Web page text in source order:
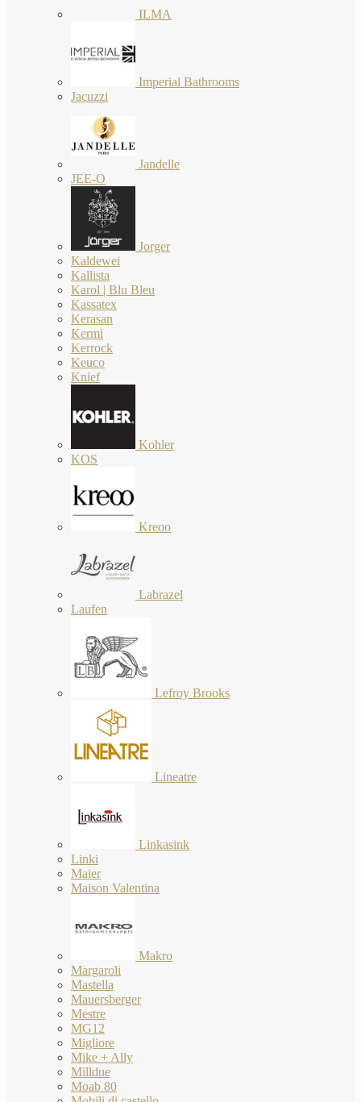
ILMA
Imperial Bathrooms
Jacuzzi
Jandelle
JEE-O
Jorger
Kaldewei
Kallista
Karol | Blu Bleu
Kassatex
Kerasan
Kermi
Kerrock
Keuco
Knief
Kohler
KOS
Kreoo
Labrazel
Laufen
Lefroy Brooks
Lineatre
Linkasink
Linki
Maier
Maison Valentina
Makro
Margaroli
Mastella
Mauersberger
Mestre
MG12
Migliore
Mike + Ally
Milldue
Moab 80